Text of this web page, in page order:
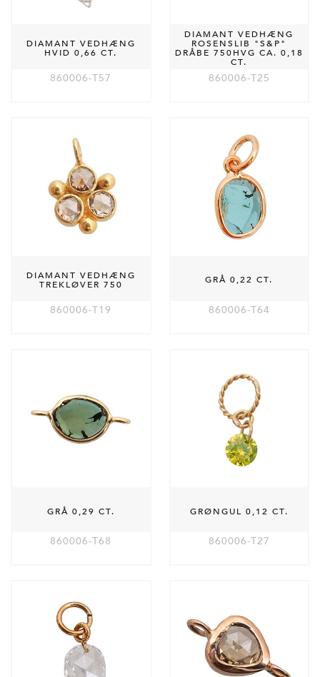
DIAMANT VEDHÆNG
HVID 0,66 CT.
860006-T57
DIAMANT VEDHÆNG
ROSENSLIB "S&P"
DRÅBE 750HVG CA. 0,18
CT.
860006-T25
DIAMANT VEDHÆNG
TREKLØVER 750
860006-T19
GRÅ 0,22 CT.
860006-T64
GRÅ 0,29 CT.
860006-T68
GRØNGUL 0,12 CT.
860006-T27